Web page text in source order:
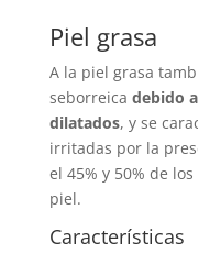
Piel grasa
A la piel grasa
seborreica debido
dilatados, y se
irritadas por la
el 45% y 50% de
piel.
Características